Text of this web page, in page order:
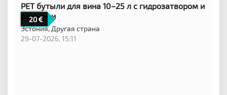
20
PET бутыли для вина 10–25 л с гидрозатвором и
ремнями
Эстония, Другая страна
29-07-2026, 15:11